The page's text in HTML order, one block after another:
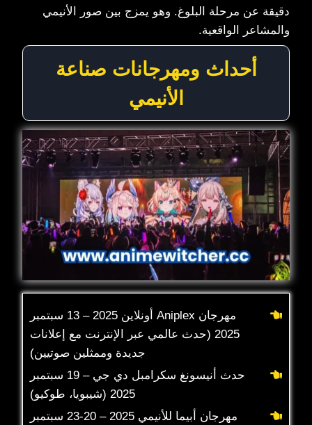
دقيقة عن مرحلة البلوغ. وهو يمزج بين صور الأنيمي
والمشاعر الواقعية.
أحداث ومهرجانات صناعة
الأنيمي
مهرجان Aniplex أونلاين 2025 – 13 سبتمبر
2025 (حدث عالمي عبر الإنترنت مع إعلانات
جديدة وممثلين صوتيين)
حدث أنيسونغ سكرامبل دي جي – 19 سبتمبر
2025 (شيبويا، طوكيو)
مهرجان أبيما للأنيمي 2025 – 20-23 سبتمبر